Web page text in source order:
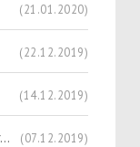
(21.01.2020)
(22.12.2019)
(14.12.2019)
(07.12.2019)